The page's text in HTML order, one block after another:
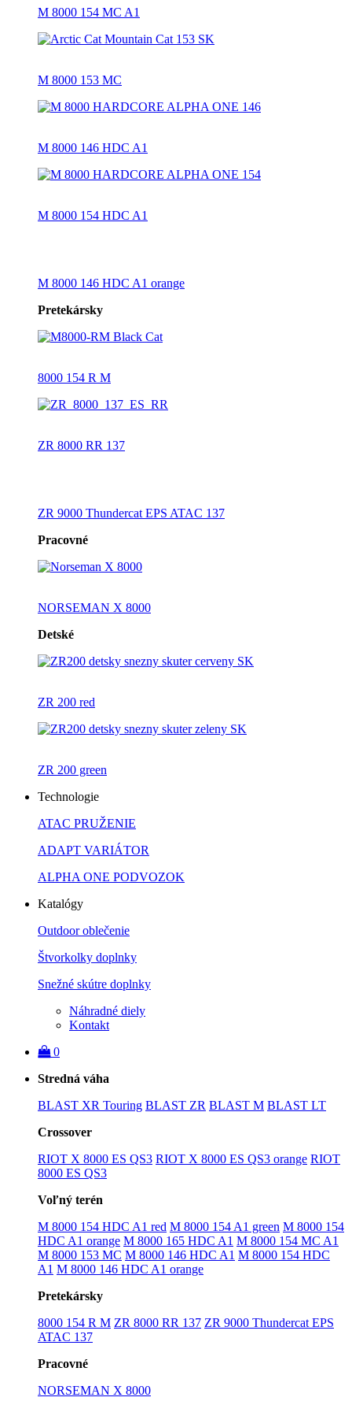
M 8000 154 MC A1
M 8000 153 MC
M 8000 146 HDC A1
M 8000 154 HDC A1
M 8000 146 HDC A1 orange
Pretekársky
8000 154 R M
ZR 8000 RR 137
ZR 9000 Thundercat EPS ATAC 137
Pracovné
NORSEMAN X 8000
Detské
ZR 200 red
ZR 200 green
Technologie
ATAC PRUŽENIE
ADAPT VARIÁTOR
ALPHA ONE PODVOZOK
Katalógy
Outdoor oblečenie
Štvorkolky doplnky
Snežné skútre doplnky
Náhradné diely
Kontakt
0
Stredná váha
BLAST XR Touring BLAST ZR BLAST M BLAST LT
Crossover
RIOT X 8000 ES QS3 RIOT X 8000 ES QS3 orange RIOT
8000 ES QS3
Voľný terén
M 8000 154 HDC A1 red M 8000 154 A1 green M 8000 154
HDC A1 orange M 8000 165 HDC A1 M 8000 154 MC A1
M 8000 153 MC M 8000 146 HDC A1 M 8000 154 HDC
A1 M 8000 146 HDC A1 orange
Pretekársky
8000 154 R M ZR 8000 RR 137 ZR 9000 Thundercat EPS
ATAC 137
Pracovné
NORSEMAN X 8000